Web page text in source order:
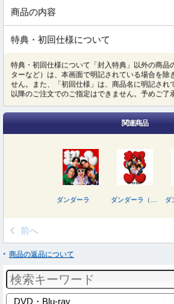
商品の内容
特典・初回仕様について
特典・初回仕様について「封入特典」以外の商品
ターなど）は、本画面で明記されている場合を除
せん。また、「初回仕様」は、商品名に明記され
以降のご注文でのご指定はできません。予めご了
関連商品
ダンダーラ
前へ
商品の返品について